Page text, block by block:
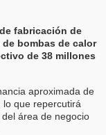
fabricación de
bombas de calor
de 38 millones
aproximada de
lo que repercutirá
área de negocio